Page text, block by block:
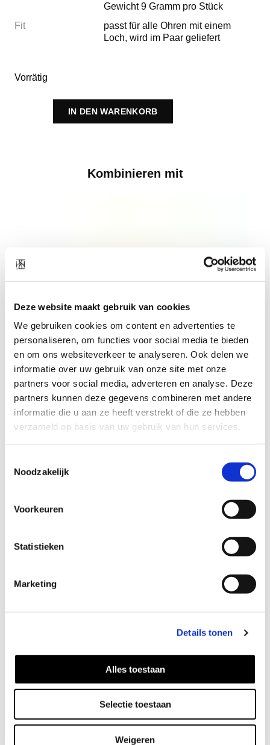
Deze website maakt gebruik van cookies
We gebruiken cookies om content en advertenties te
personaliseren, om functies voor social media te bieden
en om ons websiteverkeer te analyseren. Ook delen we
informatie over uw gebruik van onze site met onze
partners voor social media, adverteren en analyse. Deze
partners kunnen deze gegevens combineren met andere
informatie die u aan ze heeft verstrekt of die ze hebben
verzameld op basis van uw gebruik van hun services.
Noodzakelijk
Voorkeuren
Statistieken
Marketing
Details tonen
Alles toestaan
Selectie toestaan
Weigeren
Gewicht 9 Gramm pro Stück
Fit
passt für alle Ohren mit einem
Loch, wird im Paar geliefert
Vorrätig
IN DEN WARENKORB
Kombinieren mit
Dot Ohrringe
52EUR